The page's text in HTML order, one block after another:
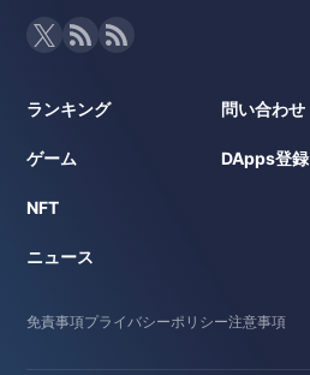
ランキング
ゲーム
NFT
ニュース
問い合わせ
DApps登録
免責事項プライバシーポリシー注意事項